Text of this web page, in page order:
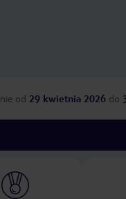
od 29 kwietnia 2026 do